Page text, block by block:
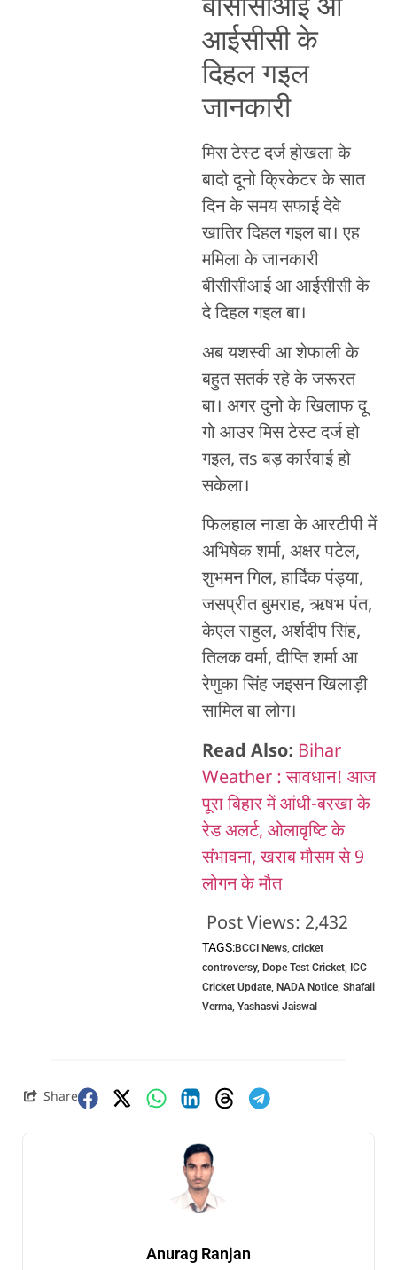
बीसीसीआई आ
आईसीसी के
दिहल गइल
जानकारी
मिस टेस्ट दर्ज होखला के
बादो दूनो क्रिकेटर के सात
दिन के समय सफाई देवे
खातिर दिहल गइल बा। एह
ममिला के जानकारी
बीसीसीआई आ आईसीसी के
दे दिहल गइल बा।
अब यशस्वी आ शेफाली के
बहुत सतर्क रहे के जरूरत
बा। अगर दुनो के खिलाफ दू
गो आउर मिस टेस्ट दर्ज हो
गइल, तs बड़ कार्रवाई हो
सकेला।
फिलहाल नाडा के आरटीपी में
अभिषेक शर्मा, अक्षर पटेल,
शुभमन गिल, हार्दिक पंड्या,
जसप्रीत बुमराह, ऋषभ पंत,
केएल राहुल, अर्शदीप सिंह,
तिलक वर्मा, दीप्ति शर्मा आ
रेणुका सिंह जइसन खिलाड़ी
सामिल बा लोग।
Read Also: Bihar
Weather : सावधान! आज
पूरा बिहार में आंधी-बरखा के
रेड अलर्ट, ओलावृष्टि के
संभावना, खराब मौसम से 9
लोगन के मौत
Post Views: 2,432
TAGS:BCCI News, cricket
controversy, Dope Test Cricket, ICC
Cricket Update, NADA Notice, Shafali
Verma, Yashasvi Jaiswal
Share
Anurag Ranjan